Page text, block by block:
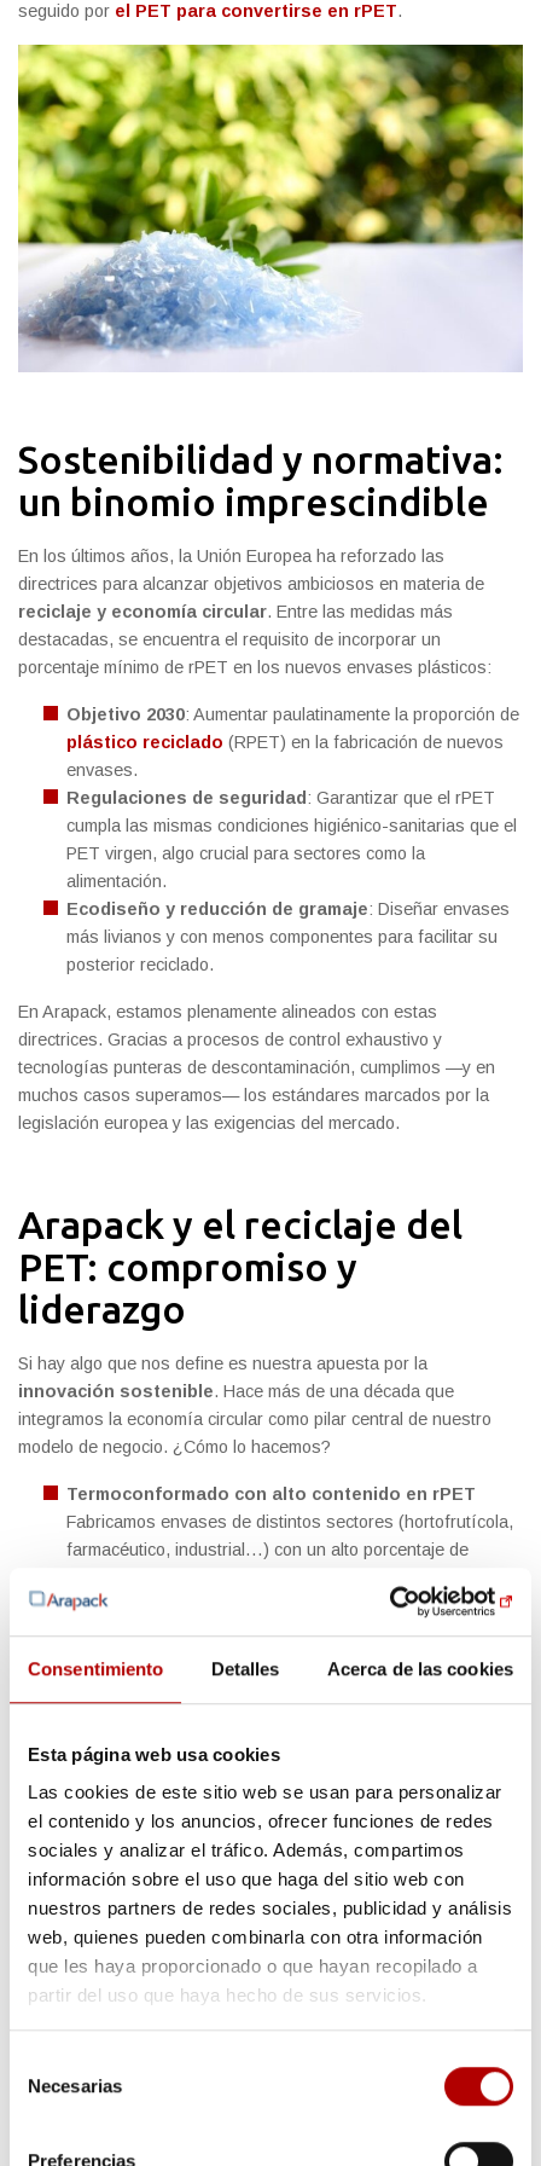
Consentimiento Detalles Acerca de las cookies
Esta página web usa cookies
Las cookies de este sitio web se usan para personalizar
el contenido y los anuncios, ofrecer funciones de redes
sociales y analizar el tráfico. Además, compartimos
información sobre el uso que haga del sitio web con
nuestros partners de redes sociales, publicidad y análisis
web, quienes pueden combinarla con otra información
que les haya proporcionado o que hayan recopilado a
partir del uso que haya hecho de sus servicios.
Necesarias
Preferencias
seguido por el PET para convertirse en rPET.
Sostenibilidad y normativa:
un binomio imprescindible
En los últimos años, la Unión Europea ha reforzado las
directrices para alcanzar objetivos ambiciosos en materia de
reciclaje y economía circular. Entre las medidas más
destacadas, se encuentra el requisito de incorporar un
porcentaje mínimo de rPET en los nuevos envases plásticos:
Objetivo 2030: Aumentar paulatinamente la proporción de
plástico reciclado (RPET) en la fabricación de nuevos
envases.
Regulaciones de seguridad : Garantizar que el rPET
cumpla las mismas condiciones higiénico-sanitarias que el
PET virgen, algo crucial para sectores como la
alimentación.
Ecodiseño y reducción de gramaje: Diseñar envases
más livianos y con menos componentes para facilitar su
posterior reciclado.
En Arapack, estamos plenamente alineados con estas
directrices. Gracias a procesos de control exhaustivo y
tecnologías punteras de descontaminación, cumplimos —y en
muchos casos superamos— los estándares marcados por la
legislación europea y las exigencias del mercado.
Arapack y el reciclaje del
PET: compromiso y
liderazgo
Si hay algo que nos define es nuestra apuesta por la
innovación sostenible. Hace más de una década que
integramos la economía circular como pilar central de nuestro
modelo de negocio. ¿Cómo lo hacemos?
Termoconformado con alto contenido en rPET
Fabricamos envases de distintos sectores (hortofrutícola,
farmacéutico, industrial…) con un alto porcentaje de
virgen, sino que damos una segunda —o tercera— vida al
plástico.
Tecnología de vanguardia
Empleamos sistemas de
circuitos cerrados de agua para garantizar la eficiencia
Colaboración con la cadena de valor Entendemos
que la sostenibilidad depende de, entre otras cosas, la
cooperación entre proveedores, transportistas,
distribuidores y, por supuesto, del consumidor final. Por
ello, fomentamos acuerdos y alianzas que promuevan la
recogida selectiva y el reciclaje responsable.
Compromiso socialNuestra labor no termina en la
planta de producción. Organizamos sesiones de
clientes. Queremos que cada persona sea
parte activa